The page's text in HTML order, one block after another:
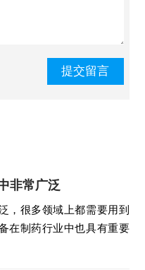
非常广泛
，很多领域上都需要用到
在制药行业中也具有重要